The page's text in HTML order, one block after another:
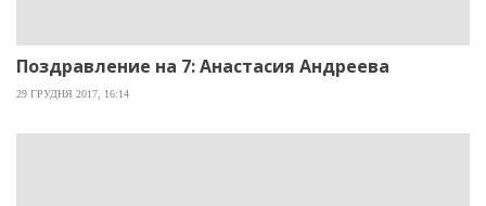
Поздравление на 7: Анастасия Андреева
29 ГРУДНЯ 2017, 16:14